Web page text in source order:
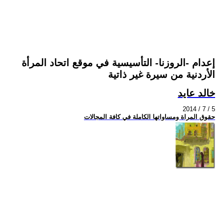
إعدام -الروزنا- التأسيسية في موقع اتحاد المرأة
الأردنية من سيرة غير ذاتية
خالد عايد
2014 / 7 / 5
حقوق المراة ومساواتها الكاملة في كافة المجالات